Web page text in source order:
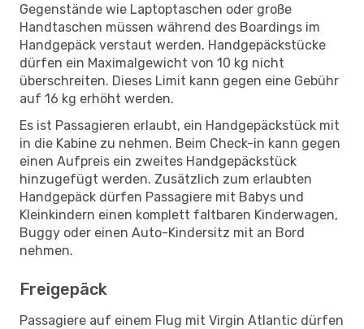
Gegenstände wie Laptoptaschen oder große
Handtaschen müssen während des Boardings im
Handgepäck verstaut werden. Handgepäckstücke
dürfen ein Maximalgewicht von 10 kg nicht
überschreiten. Dieses Limit kann gegen eine Gebühr
auf 16 kg erhöht werden.
Es ist Passagieren erlaubt, ein Handgepäckstück mit
in die Kabine zu nehmen. Beim Check-in kann gegen
einen Aufpreis ein zweites Handgepäckstück
hinzugefügt werden. Zusätzlich zum erlaubten
Handgepäck dürfen Passagiere mit Babys und
Kleinkindern einen komplett faltbaren Kinderwagen,
Buggy oder einen Auto-Kindersitz mit an Bord
nehmen.
Freigepäck
Passagiere auf einem Flug mit Virgin Atlantic dürfen